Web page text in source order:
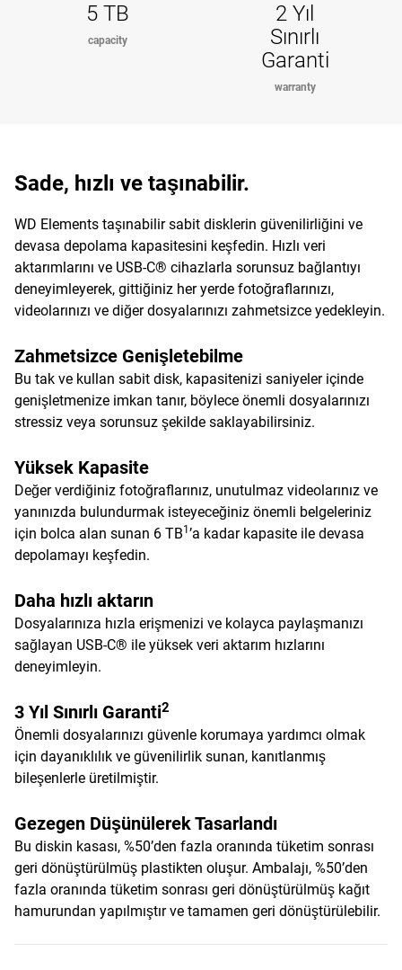
5 TB
capacity
2 Yıl
Sınırlı
Garanti
warranty
Sade, hızlı ve taşınabilir.
WD Elements taşınabilir sabit disklerin güvenilirliğini ve
devasa depolama kapasitesini keşfedin. Hızlı veri
aktarımlarını ve USB-C® cihazlarla sorunsuz bağlantıyı
deneyimleyerek, gittiğiniz her yerde fotoğraflarınızı,
videolarınızı ve diğer dosyalarınızı zahmetsizce yedekleyin.
Zahmetsizce Genişletebilme
Bu tak ve kullan sabit disk, kapasitenizi saniyeler içinde
genişletmenize imkan tanır, böylece önemli dosyalarınızı
stressiz veya sorunsuz şekilde saklayabilirsiniz.
Yüksek Kapasite
Değer verdiğiniz fotoğraflarınız, unutulmaz videolarınız ve
yanınızda bulundurmak isteyeceğiniz önemli belgeleriniz
için bolca alan sunan 6 TB1 ’a kadar kapasite ile devasa
depolamayı keşfedin.
Daha hızlı aktarın
Dosyalarınıza hızla erişmenizi ve kolayca paylaşmanızı
sağlayan USB-C® ile yüksek veri aktarım hızlarını
deneyimleyin.
3 Yıl Sınırlı Garanti2
Önemli dosyalarınızı güvenle korumaya yardımcı olmak
için dayanıklılık ve güvenilirlik sunan, kanıtlanmış
bileşenlerle üretilmiştir.
Gezegen Düşünülerek Tasarlandı
Bu diskin kasası, %50’den fazla oranında tüketim sonrası
geri dönüştürülmüş plastikten oluşur. Ambalajı, %50’den
fazla oranında tüketim sonrası geri dönüştürülmüş kağıt
hamurundan yapılmıştır ve tamamen geri dönüştürülebilir.